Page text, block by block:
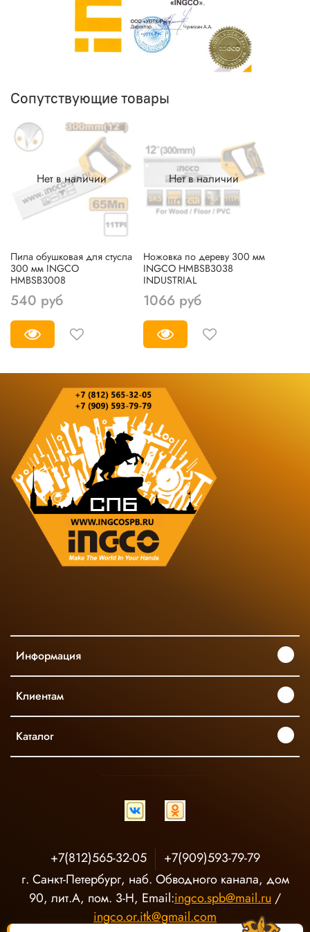
Сопутствующие товары
Нет в наличии
Пила обушковая для стусла
300 мм INGCO
HMBSB3008
540 руб
Нет в наличии
Ножовка по дереву 300 мм
INGCO HMBSB3038
INDUSTRIAL
1066 руб
Информация
Клиентам
Каталог
+7(812)565-32-05
+7(909)593-79-79
г. Санкт-Петербург, наб. Обводного канала, дом
90, лит.А, пом. 3-Н, Email:ingco.spb@mail.ru /
ingco.or.itk@gmail.com